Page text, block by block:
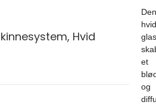
Hvid
Den
et
og